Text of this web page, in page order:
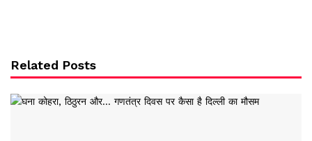
Related Posts